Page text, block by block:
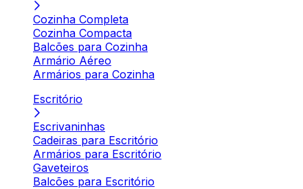
Cozinha Completa
Cozinha Compacta
Balcões para Cozinha
Armário Aéreo
Armários para Cozinha
Escritório
Escrivaninhas
Cadeiras para Escritório
Armários para Escritório
Gaveteiros
Balcões para Escritório